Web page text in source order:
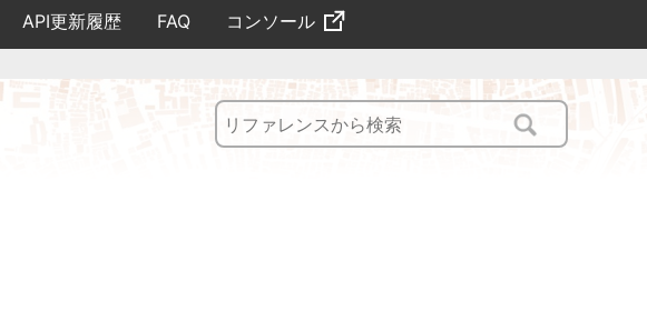
API更新履歴 FAQ コンソール